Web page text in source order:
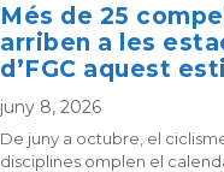
Més de 25
arriben a les
d’FGC aquest
juny 8, 2026
De juny a octubre, el
disciplines omplen el